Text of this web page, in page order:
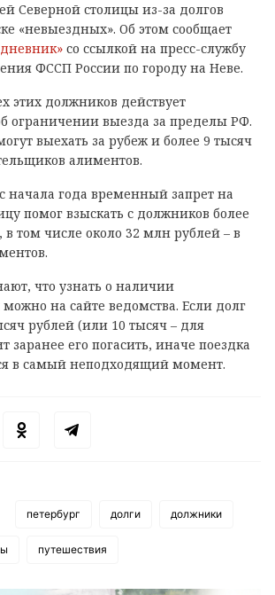
Северной столицы из-за долгов
«невыездных». Об этом сообщает
со ссылкой на пресс-службу
ФССП России по городу на Неве.
этих должников действует
ограничении выезда за пределы РФ.
выехать за рубеж и более 9 тысяч
алиментов.
начала года временный запрет на
помог взыскать с должников более
том числе около 32 млн рублей – в
что узнать о наличии
на сайте ведомства. Если долг
рублей (или 10 тысяч – для
заранее его погасить, иначе поездка
в самый неподходящий момент.
петербург долги должники
путешествия